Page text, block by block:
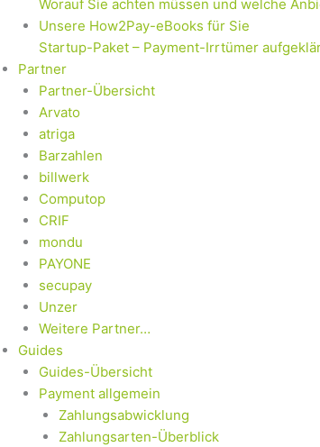
Worauf Sie achten müssen und welche
Unsere How2Pay-eBooks für Sie
Startup-Paket – Payment-Irrtümer
Partner
Partner-Übersicht
Arvato
atriga
Barzahlen
billwerk
Computop
CRIF
mondu
PAYONE
secupay
Unzer
Weitere Partner…
Guides
Guides-Übersicht
Payment allgemein
Zahlungsabwicklung
Zahlungsarten-Überblick